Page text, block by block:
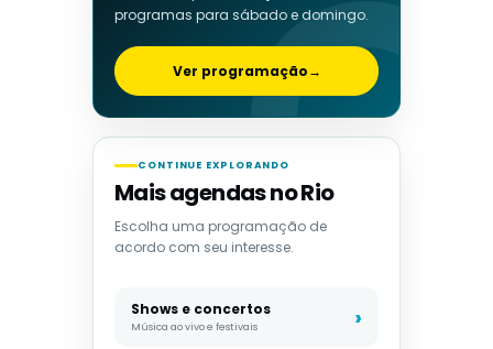
programas para sábado e domingo.
Ver programação→
CONTINUE EXPLORANDO
Mais agendas no Rio
Escolha uma programação de
acordo com seu interesse.
Shows e concertos
Música ao vivo e festivais